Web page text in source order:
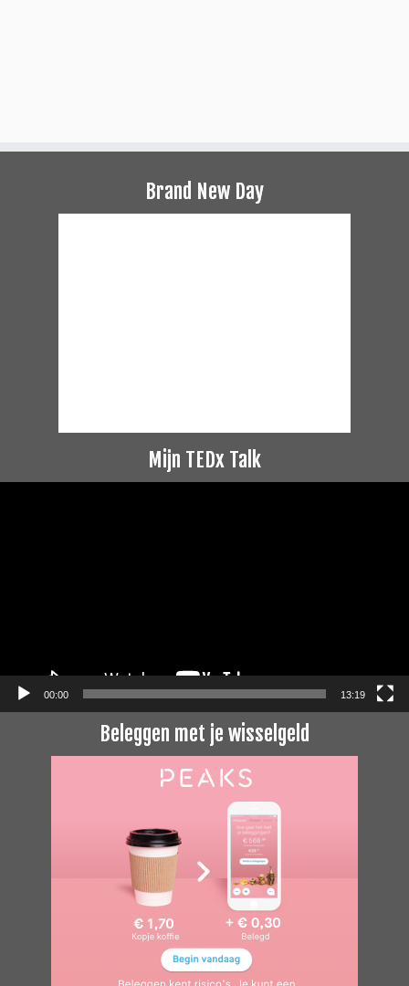
Brand New Day
Mijn TEDx Talk
00:00 13:19
Beleggen met je wisselgeld